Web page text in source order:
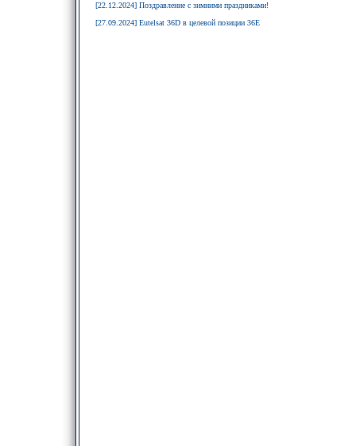
[22.12.2024] Поздравление с зимними праздниками!
[27.09.2024] Eutelsat 36D в целевой позиции 36E